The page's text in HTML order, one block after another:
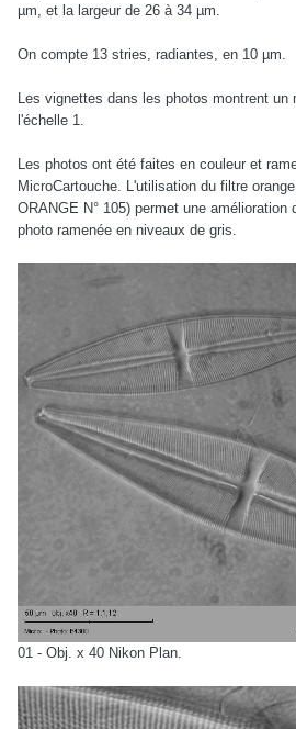
µm, et la largeur de 26 à 34 µm.
On compte 13 stries, radiantes, en 10 µm.
Les vignettes dans les photos montrent un
l'échelle 1.
Les photos ont été faites en couleur et
MicroCartouche. L'utilisation du filtre
ORANGE N° 105) permet une
photo ramenée en niveaux de gris.
01 - Obj. x 40 Nikon Plan.